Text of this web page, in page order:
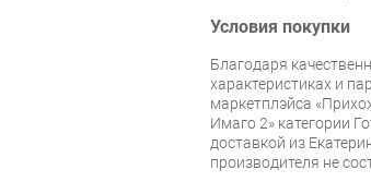
Условия покупки
Благодаря
характеристиках и
маркетплэйса
Имаго 2» категории
доставкой из
производителя не